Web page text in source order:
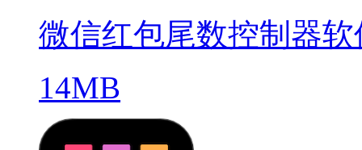
微信红包尾数控制器软
14MB